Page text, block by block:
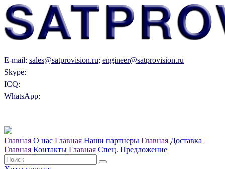
E-mail: sales@satprovision.ru; engineer@satprovision.ru
Skype:
ICQ:
WhatsApp:
Главная О нас Главная Наши партнеры Главная Доставка
Главная Контакты Главная Спец. Предложение